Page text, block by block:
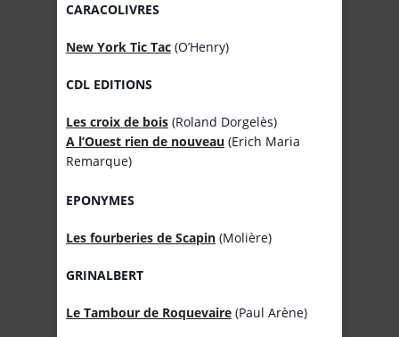
CARACOLIVRES
New York Tic Tac (O’Henry)
CDL EDITIONS
Les croix de bois (Roland Dorgelès)
A l’Ouest rien de nouveau (Erich Maria
Remarque)
EPONYMES
Les fourberies de Scapin (Molière)
GRINALBERT
Le Tambour de Roquevaire (Paul Arène)